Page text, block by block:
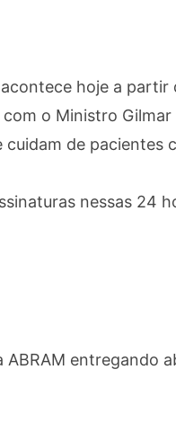
hoje a
o Ministro
cuidam de pacientes
nessas 24
ABRAM entregando